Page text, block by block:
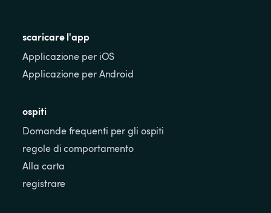
scaricare l'app
Applicazione per iOS
Applicazione per Android
ospiti
Domande frequenti per gli ospiti
regole di comportamento
Alla carta
registrare